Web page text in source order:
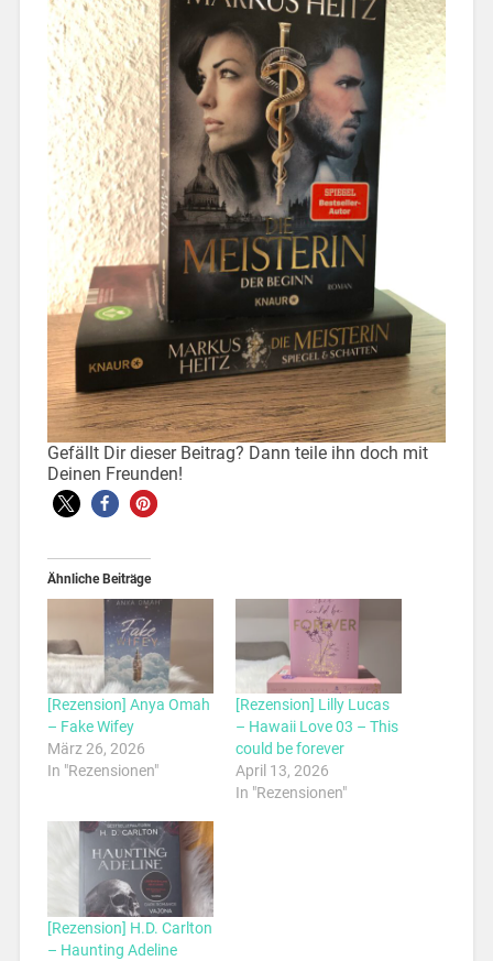
Gefällt Dir dieser Beitrag? Dann teile ihn doch mit
Deinen Freunden!
Ähnliche Beiträge
[Rezension] Anya Omah
– Fake Wifey
März 26, 2026
In "Rezensionen"
[Rezension] Lilly Lucas
– Hawaii Love 03 – This
could be forever
April 13, 2026
In "Rezensionen"
[Rezension] H.D. Carlton
– Haunting Adeline